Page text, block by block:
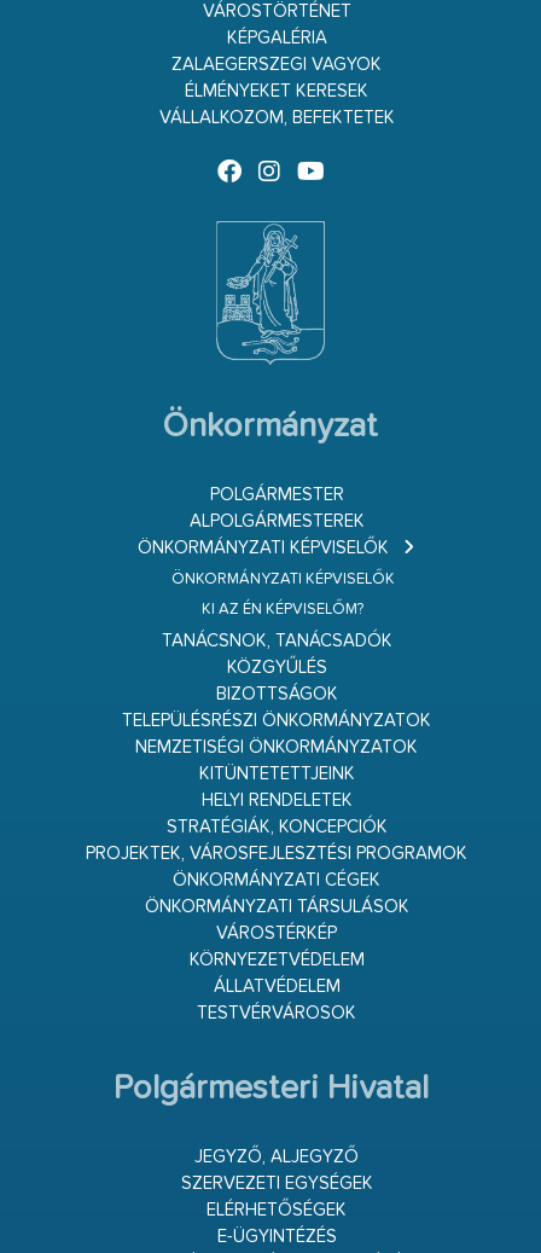
VÁROSTÖRTÉNET
KÉPGALÉRIA
ZALAEGERSZEGI VAGYOK
ÉLMÉNYEKET KERESEK
VÁLLALKOZOM, BEFEKTETEK
Önkormányzat
POLGÁRMESTER
ALPOLGÁRMESTEREK
ÖNKORMÁNYZATI KÉPVISELŐK
ÖNKORMÁNYZATI KÉPVISELŐK
KI AZ ÉN KÉPVISELŐM?
TANÁCSNOK, TANÁCSADÓK
KÖZGYŰLÉS
BIZOTTSÁGOK
TELEPÜLÉSRÉSZI ÖNKORMÁNYZATOK
NEMZETISÉGI ÖNKORMÁNYZATOK
KITÜNTETETTJEINK
HELYI RENDELETEK
STRATÉGIÁK, KONCEPCIÓK
PROJEKTEK, VÁROSFEJLESZTÉSI PROGRAMOK
ÖNKORMÁNYZATI CÉGEK
ÖNKORMÁNYZATI TÁRSULÁSOK
VÁROSTÉRKÉP
KÖRNYEZETVÉDELEM
ÁLLATVÉDELEM
TESTVÉRVÁROSOK
Polgármesteri Hivatal
JEGYZŐ, ALJEGYZŐ
SZERVEZETI EGYSÉGEK
ELÉRHETŐSÉGEK
E-ÜGYINTÉZÉS